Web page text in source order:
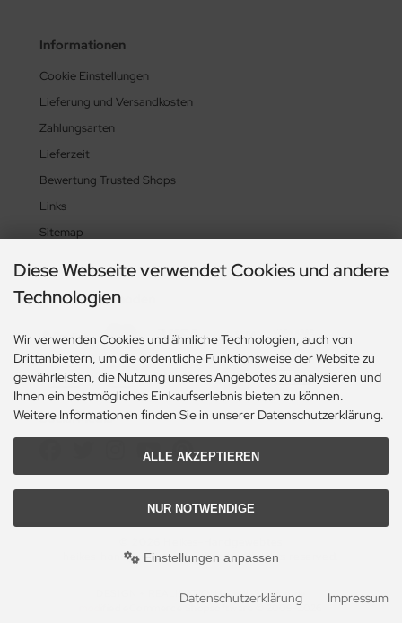
Informationen
Cookie Einstellungen
Lieferung und Versandkosten
Zahlungsarten
Lieferzeit
Bewertung Trusted Shops
Links
Sitemap
Zahlungsmethoden
Social Media
heikes-handgewebtes.de/shop/ - All rights reserved.
DESIGN + REALISATION
by eW-Service.de
ified eCommerce Shopsoftware © 2009-2026
Diese Webseite verwendet Cookies und andere
Technologien
Wir verwenden Cookies und ähnliche Technologien, auch von
Drittanbietern, um die ordentliche Funktionsweise der Website zu
gewährleisten, die Nutzung unseres Angebotes zu analysieren und
Ihnen ein bestmögliches Einkaufserlebnis bieten zu können.
Weitere Informationen finden Sie in unserer Datenschutzerklärung.
ALLE AKZEPTIEREN
NUR NOTWENDIGE
Einstellungen anpassen
Datenschutzerklärung Impressum